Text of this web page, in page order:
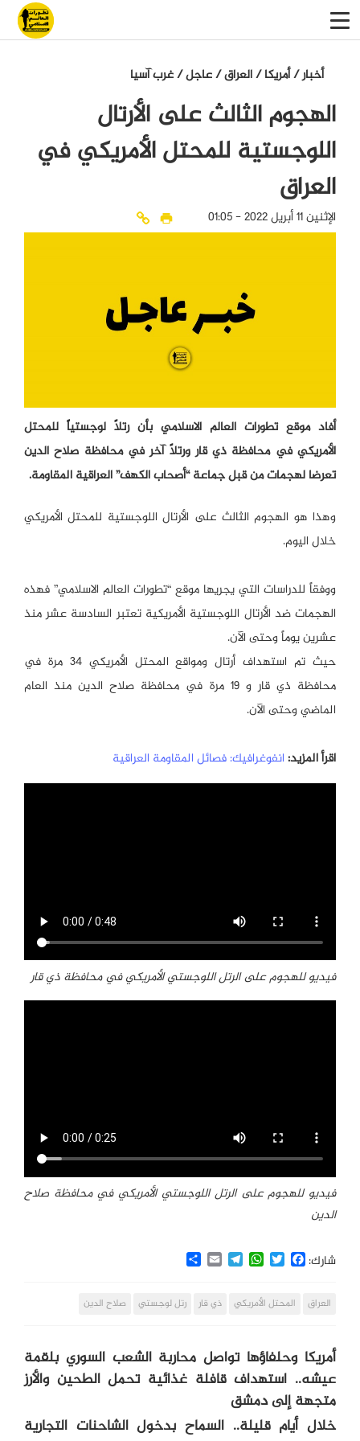
أخبار/أمريكا/العراق/عاجل/غرب آسيا
الهجوم الثالث على الأرتال
اللوجستية للمحتل الأمريكي في
العراق
الإثنين 11 أبريل 2022 - 01:05
أفاد موقع تطورات العالم الاسلامي بأن رتلاً لوجستياً للمحتل
الأمريكي في محافظة ذي قار ورتلاً آخر في محافظة صلاح الدين
تعرضا لهجمات من قبل جماعة “أصحاب الكهف” العراقية المقاومة.
وهذا هو الهجوم الثالث على الأرتال اللوجستية للمحتل الأمريكي
خلال اليوم.
ووفقاً للدراسات التي يجريها موقع “تطورات العالم الاسلامي” فهذه
الهجمات ضد الأرتال اللوجستية الأمريكية تعتبر السادسة عشر منذ
عشرين يوماً وحتى الآن.
حيث تم استهداف أرتال ومواقع المحتل الأمريكي 34 مرة في
محافظة ذي قار و 19 مرة في محافظة صلاح الدين منذ العام
الماضي وحتى الآن.
اقرأ المزيد: انفوغرافيك: فصائل المقاومة العراقية
فيديو للهجوم على الرتل اللوجستي الأمريكي في محافظة ذي قار
فيديو للهجوم على الرتل اللوجستي الأمريكي في محافظة صلاح
الدين
شارك: Facebook
Twitter
WhatsApp
Telegram
Email
Share
العراق المحتل الأمريكي ذي قار رتل لوجستي صلاح الدين
أمريكا وحلفاؤها تواصل محاربة الشعب السوري بلقمة
عيشه.. استهداف قافلة غذائية تحمل الطحين والأرز
متجهة إلى دمشق
خلال أيام قليلة.. السماح بدخول الشاحنات التجارية